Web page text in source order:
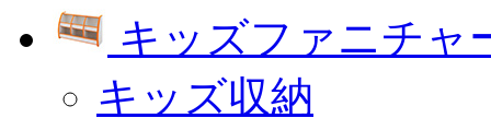
キッズファニチャ
キッズ収納